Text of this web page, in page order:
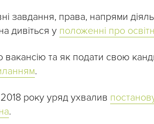
завдання, права, напрями
дивіться у положенні про
вакансію та як подати свою
.
року уряд ухвалив
.